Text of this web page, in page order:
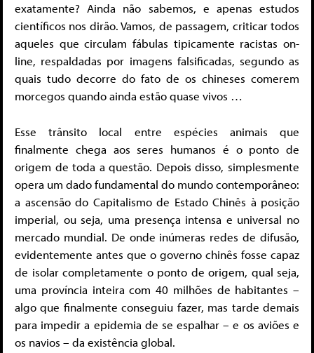
exatamente? Ainda não sabemos, e apenas estudos
científicos nos dirão. Vamos, de passagem, criticar todos
aqueles que circulam fábulas tipicamente racistas on-
line, respaldadas por imagens falsificadas, segundo as
quais tudo decorre do fato de os chineses comerem
morcegos quando ainda estão quase vivos …
Esse trânsito local entre espécies animais que
finalmente chega aos seres humanos é o ponto de
origem de toda a questão. Depois disso, simplesmente
opera um dado fundamental do mundo contemporâneo:
a ascensão do Capitalismo de Estado Chinês à posição
imperial, ou seja, uma presença intensa e universal no
mercado mundial. De onde inúmeras redes de difusão,
evidentemente antes que o governo chinês fosse capaz
de isolar completamente o ponto de origem, qual seja,
uma província inteira com 40 milhões de habitantes –
algo que finalmente conseguiu fazer, mas tarde demais
para impedir a epidemia de se espalhar – e os aviões e
os navios – da existência global.